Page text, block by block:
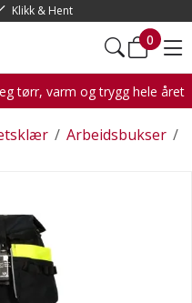
Klikk & Hent
0
tørr, varm og trygg hele året
/ /
Arbeidsbukser